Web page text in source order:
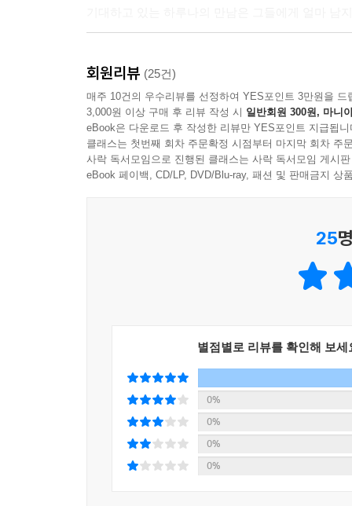
나는 너를 사랑할 수 있을까?
헤어짐을 알면서도 퇴색되지 않는 마음
아키토는 자신보다 더 힘든 상황인데도 운명을 담
타는 데다 울기도 잘하는 평범한 소녀였다. 거기
용감한 하루나의 모습에 아키토는 차마 자신도 살
단념했던 소년과 소녀는 서로를 만나 애틋하고
네가 죽을 때까지 이어진다
하루나와 아키토는 서로의 마음을 거베라 꽃을
가을을 의미하는 아키토가 한 번씩 피워내는
비밀스러운 그들의 마음을 가늠해 볼 수 있다.
그들이 전하고 싶었던 마음은 과연 서로에게 온전
회원리뷰 (25건)
매주 10건의 우수리뷰를 선정하여 YES포인트 3만원을 드
3,000원 이상 구매 후 리뷰 작성 시 일반회원 300원, 마니
eBook은 다운로드 후 작성한 리뷰만 YES포인트 지급됩니
클래스는 첫번째 회차 주문확정 시점부터 마지막 회차 주
사락 독서모임으로 진행된 클래스는 사락 독서모임 게시
eBook 페이백, CD/LP, DVD/Blu-ray, 패션 및 판매금지 상
25
별점별로 리뷰를 확인해 보세
0%
0%
0%
0%